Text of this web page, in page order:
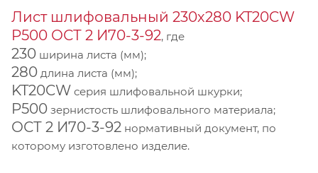
Лист шлифовальный 230х280 KT20CW
P500 ОСТ 2 И70-3-92, где
230 ширина листа (мм);
280 длина листа (мм);
KT20CW серия шлифовальной шкурки;
P500 зернистость шлифовального материала;
ОСТ 2 И70-3-92 нормативный документ, по
которому изготовлено изделие.